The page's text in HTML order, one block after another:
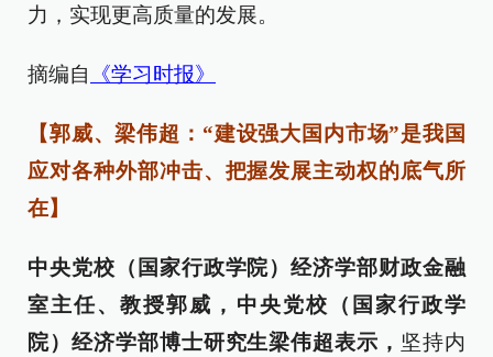
力，实现更高质量的发展。
摘编自 《学习时报》
【郭威、梁伟超：“建设强大国内市场”是我国
应对各种外部冲击、把握发展主动权的底气所
在】
中央党校（国家行政学院）经济学部财政金融
室主任、教授郭威，中央党校（国家行政学
院）经济学部博士研究生梁伟超表示， 坚持内